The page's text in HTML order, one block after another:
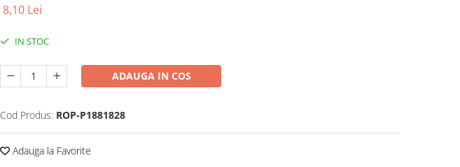
8,10 Lei
IN STOC
ADAUGA IN COS
Cod Produs: ROP-P1881828
Adauga la Favorite